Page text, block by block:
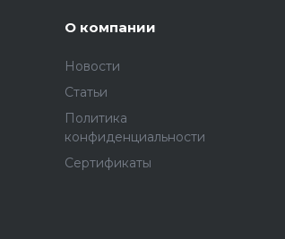
О компании
Новости
Статьи
Политика
конфиденциальности
Сертификаты